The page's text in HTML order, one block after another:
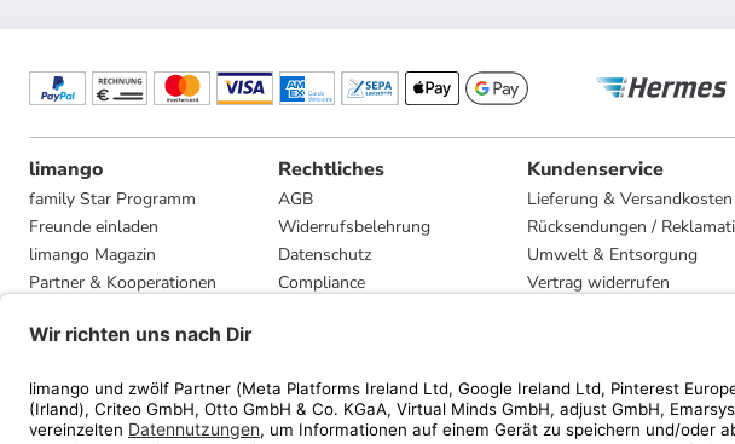
limango
family Star Programm
Freunde einladen
limango Magazin
Partner & Kooperationen
Presse
Rechtliches
AGB
Widerrufsbelehrung
Datenschutz
Compliance
Kundenservice
Lieferung & Versandkosten
Rücksendungen /
Umwelt & Entsorgung
Vertrag widerrufen